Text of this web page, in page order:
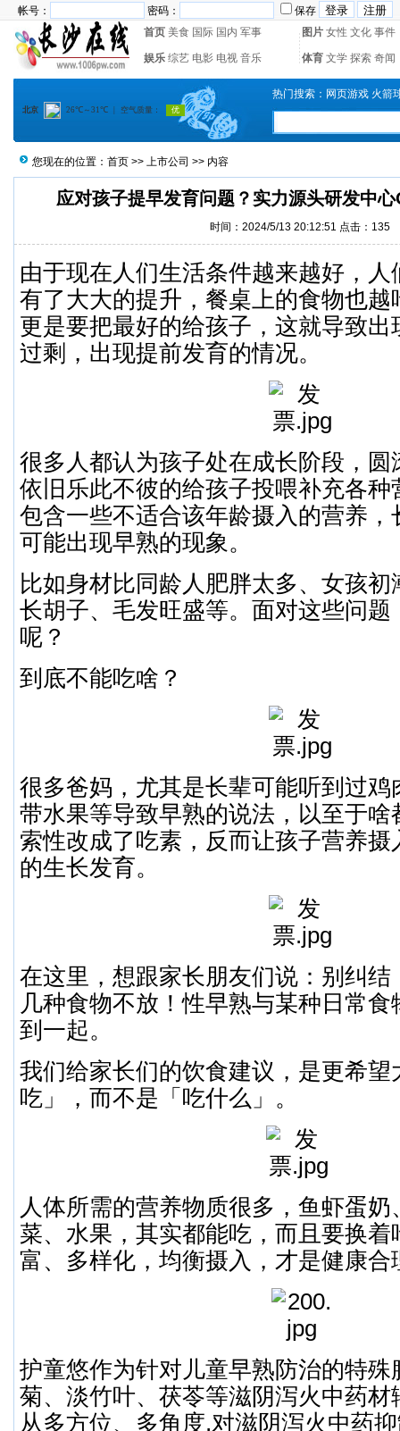
帐号： 密码：
保存
首页 美食 国际 国内 军事 图片 女性 文化 事件
娱乐 综艺 电影 电视 音乐 体育 文学 探索 奇闻
热门搜索： 网页游戏 火箭
您现在的位置： 首页 >> 上市公司 >> 内容
应对孩子提早发育问题？实力源头研发中
时间：2024/5/13 20:12:51 点击： 135
由于现在人们生活条件越来越好，
有了大大的提升，餐桌上的食物也越
更是要把最好的给孩子，这就导致
过剩，出现提前发育的情况。
很多人都认为孩子处在成长阶段，圆
依旧乐此不彼的给孩子投喂补充各种
包含一些不适合该年龄摄入的营养，
可能出现早熟的现象。
比如身材比同龄人肥胖太多、女孩
长胡子、毛发旺盛等。面对这些问题
呢？
到底不能吃啥？
很多爸妈，尤其是长辈可能听到过鸡
带水果等导致早熟的说法，以至于啥
索性改成了吃素，反而让孩子营养
的生长发育。
在这里，想跟家长朋友们说：别纠结
几种食物不放！性早熟与某种日常
到一起。
我们给家长们的饮食建议，是更希望
吃」，而不是「吃什么」。
人体所需的营养物质很多，鱼虾蛋
菜、水果，其实都能吃，而且要换着
富、多样化，均衡摄入，才是健康合
护童悠作为针对儿童早熟防治的特殊
菊、淡竹叶、茯苓等滋阴泻火中药材
从多方位、多角度,对滋阴泻火中药